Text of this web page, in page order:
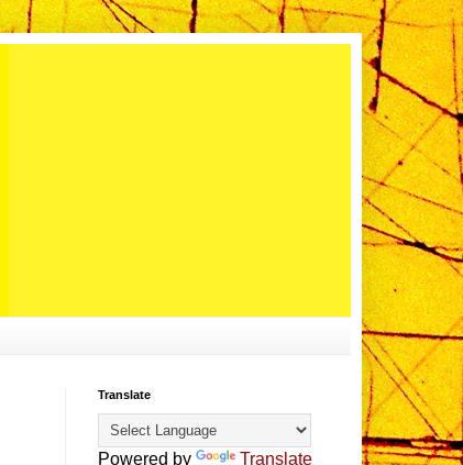
Translate
Powered by Translate